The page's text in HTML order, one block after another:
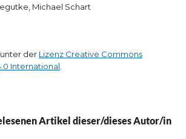
Michael Schart
der Lizenz Creative Commons
International.
Artikel dieser/dieses Autor/in